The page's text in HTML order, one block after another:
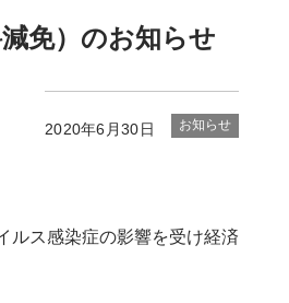
免）のお知らせ
2020年6月30日 お知らせ
ルス感染症の影響を受け経済